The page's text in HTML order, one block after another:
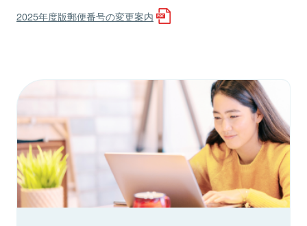
2025年度版郵便番号の変更案内